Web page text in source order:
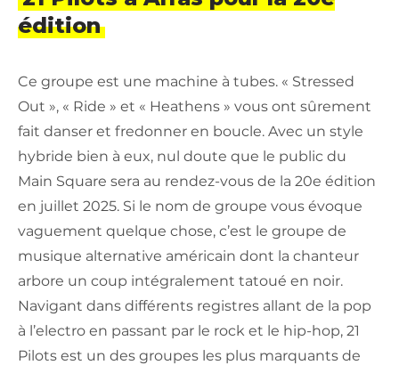
édition
Ce groupe est une machine à tubes. « Stressed
Out », « Ride » et « Heathens » vous ont sûrement
fait danser et fredonner en boucle. Avec un style
hybride bien à eux, nul doute que le public du
Main Square sera au rendez-vous de la 20e édition
en juillet 2025. Si le nom de groupe vous évoque
vaguement quelque chose, c’est le groupe de
musique alternative américain dont la chanteur
arbore un coup intégralement tatoué en noir.
Navigant dans différents registres allant de la pop
à l’electro en passant par le rock et le hip-hop, 21
Pilots est un des groupes les plus marquants de